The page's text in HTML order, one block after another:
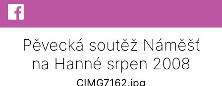
Pěvecká soutěž Náměšť
na Hanné srpen 2008
CIMG7162.jpg